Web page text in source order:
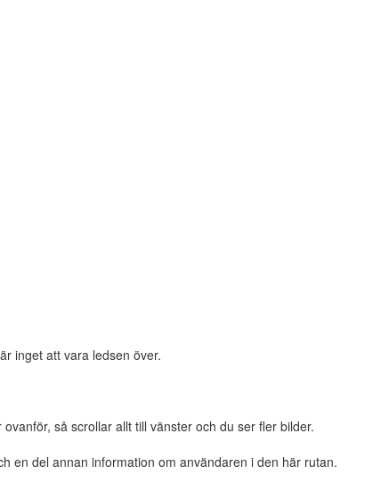
inget att vara ledsen över.
så scrollar allt till vänster och du ser fler bilder.
en del annan information om användaren i den här rutan.